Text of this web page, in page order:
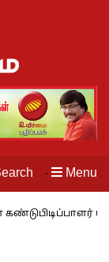
· Menu
-கார்குழலி